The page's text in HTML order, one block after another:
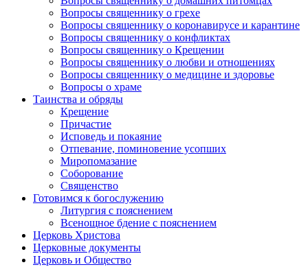
Вопросы священнику о грехе
Вопросы священнику о коронавирусе и карантине
Вопросы священнику о конфликтах
Вопросы священнику о Крещении
Вопросы священнику о любви и отношениях
Вопросы священнику о медицине и здоровье
Вопросы о храме
Таинства и обряды
Крещение
Причастие
Исповедь и покаяние
Отпевание, поминовение усопших
Миропомазание
Соборование
Священство
Готовимся к богослужению
Литургия с пояснением
Всенощное бдение с пояснением
Церковь Христова
Церковные документы
Церковь и Общество